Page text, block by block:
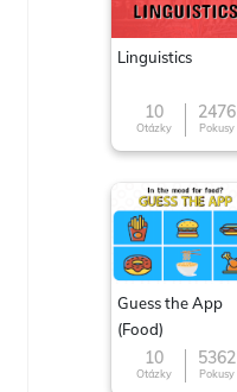
Linguistics
10
Otázky
2476
Pokusy
Guess the App
(Food)
10
Otázky
5362
Pokusy